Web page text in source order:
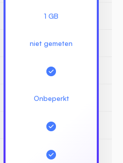
1 GB
niet gemeten
Onbeperkt